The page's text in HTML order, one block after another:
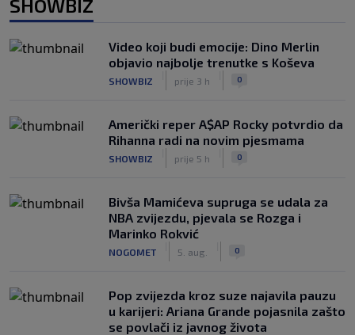
SHOWBIZ
Video koji budi emocije: Dino Merlin
objavio najbolje trenutke s Koševa
SHOWBIZ prije 3 h 0
Američki reper A$AP Rocky potvrdio da
Rihanna radi na novim pjesmama
SHOWBIZ prije 5 h 0
Bivša Mamićeva supruga se udala za
NBA zvijezdu, pjevala se Rozga i
Marinko Rokvić
NOGOMET 5. aug. 0
Pop zvijezda kroz suze najavila pauzu
u karijeri: Ariana Grande pojasnila zašto
se povlači iz javnog života